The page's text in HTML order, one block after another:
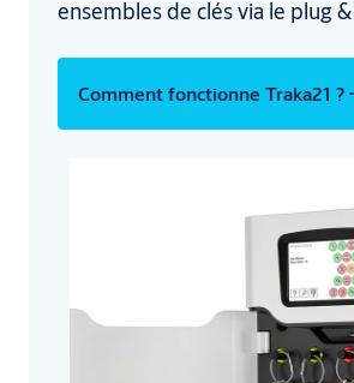
ensembles de clés via le plug
Comment fonctionne Traka21 ?